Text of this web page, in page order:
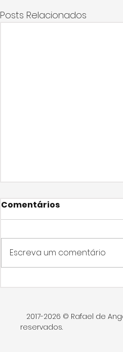
Posts Relacionados
melhorias na USF do
Jardim Marivan
Comentários
Escreva um comentário
2017-2026 © Rafael de
reservados.